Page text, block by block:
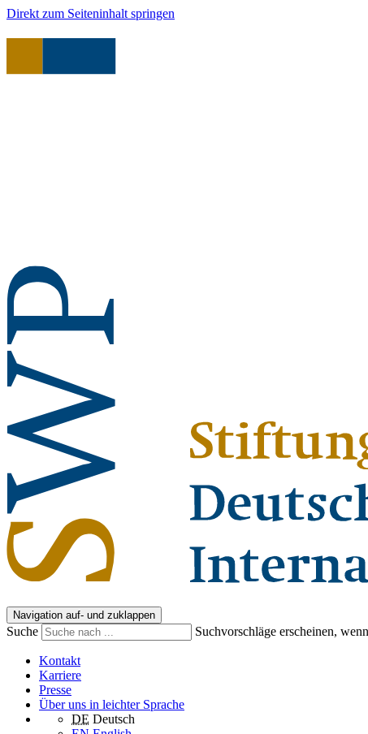
Direkt zum Seiteninhalt springen
Navigation auf- und zuklappen
Suche Suchvorschläge erscheinen,
Kontakt
Karriere
Presse
Über uns in leichter Sprache
DE Deutsch